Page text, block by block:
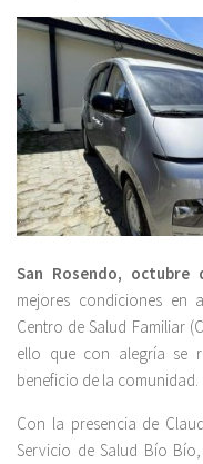
San Rosendo, octubre
mejores condiciones en
Centro de Salud Familiar
ello que con alegría se
beneficio de la comunidad.
Con la presencia de
Servicio de Salud Bío